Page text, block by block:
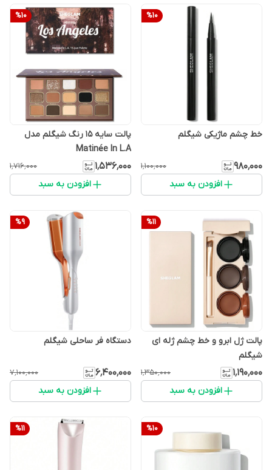
%10
خط چشم ماژیکی شیگلم
۹۸۰٬۰۰۰ ۱٬۱۰۰٬۰۰۰
افزودن به سبد
%10
پالت سایه 15 رنگ شیگلم مدل
Matinée In L.A
۱٬۵۳۶٬۰۰۰ ۱٬۷۱۶٬۰۰۰
افزودن به سبد
%11
پالت ژل ابرو و خط چشم ژله ای
شیگلم
۱٬۱۹۰٬۰۰۰ ۱٬۳۵۰٬۰۰۰
افزودن به سبد
%9
دستگاه فر ساحلی شیگلم
۶٬۴۰۰٬۰۰۰ ۷٬۱۰۰٬۰۰۰
افزودن به سبد
%10
%11